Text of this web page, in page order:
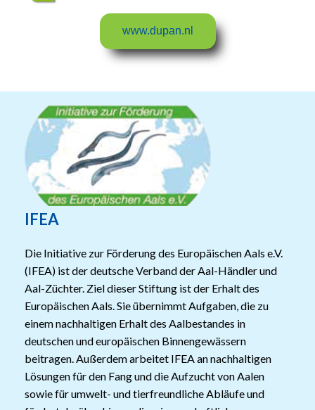
www.dupan.nl
IFEA
Die Initiative zur Förderung des Europäischen Aals e.V.
(IFEA) ist der deutsche Verband der Aal-Händler und
Aal-Züchter. Ziel dieser Stiftung ist der Erhalt des
Europäischen Aals. Sie übernimmt Aufgaben, die zu
einem nachhaltigen Erhalt des Aalbestandes in
deutschen und europäischen Binnengewässern
beitragen. Außerdem arbeitet IFEA an nachhaltigen
Lösungen für den Fang und die Aufzucht von Aalen
sowie für umwelt- und tierfreundliche Abläufe und